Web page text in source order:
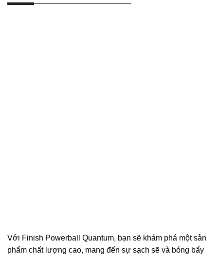
Với Finish Powerball Quantum, bạn sẽ khám phá một sản
phẩm chất lượng cao, mang đến sự sạch sẽ và bóng bẩy